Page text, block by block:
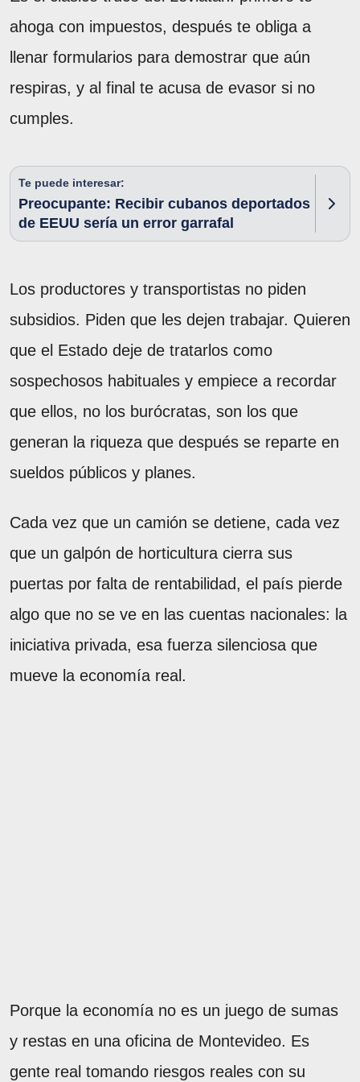
ahoga con impuestos, después te obliga a
llenar formularios para demostrar que aún
respiras, y al final te acusa de evasor si no
cumples.
Te puede interesar:
Preocupante: Recibir cubanos deportados
de EEUU sería un error garrafal
Los productores y transportistas no piden
subsidios. Piden que les dejen trabajar. Quieren
que el Estado deje de tratarlos como
sospechosos habituales y empiece a recordar
que ellos, no los burócratas, son los que
generan la riqueza que después se reparte en
sueldos públicos y planes.
Cada vez que un camión se detiene, cada vez
que un galpón de horticultura cierra sus
puertas por falta de rentabilidad, el país pierde
algo que no se ve en las cuentas nacionales: la
iniciativa privada, esa fuerza silenciosa que
mueve la economía real.
Porque la economía no es un juego de sumas
y restas en una oficina de Montevideo. Es
gente real tomando riesgos reales con su